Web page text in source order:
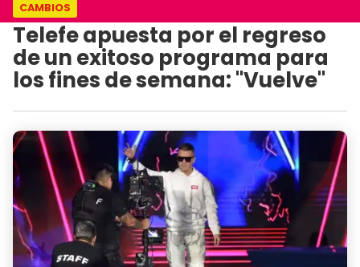
CAMBIOS
Telefe apuesta por el regreso
de un exitoso programa para
los fines de semana: "Vuelve"